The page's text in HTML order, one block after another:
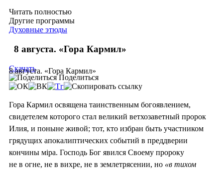
Читать полностью
Другие программы
Духовные этюды
8 августа. «Гора Кармил»
8 августа. «Гора Кармил»
Скачать
Поделиться
Гора Кармил освящена таинственным богоявлением,
свидетелем которого стал великий ветхозаветный пророк
Илия, и поныне живой; тот, кто избран быть участником
грядущих апокалиптических событий в преддверии
кончины мiра. Господь Бог явился Своему пророку
не в огне, не в вихре, не в землетрясении, но «в тихом